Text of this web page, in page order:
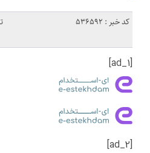
کد خبر : 536592
[ad_1]
[ad_2]